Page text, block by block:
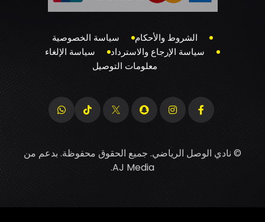
الشروط والأحكام
سياسة الخصوصية
سياسة الإرجاع والاسترداد
سياسة الإلغاء
معلومات التوصيل
© نادي الوصل الرياضي. جميع الحقوق محفوظة. بدعم من
AJ Media
.